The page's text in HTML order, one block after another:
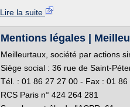
Lire la suite
Mentions légales |
Meilleurtaux, société par actions
Siège social : 36 rue de Saint-
Tél. : 01 86 27 27 00 - Fax : 01 86
RCS Paris n° 424 264 281